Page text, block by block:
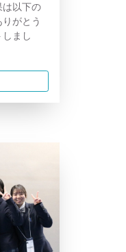
は以下の
がとう
まし